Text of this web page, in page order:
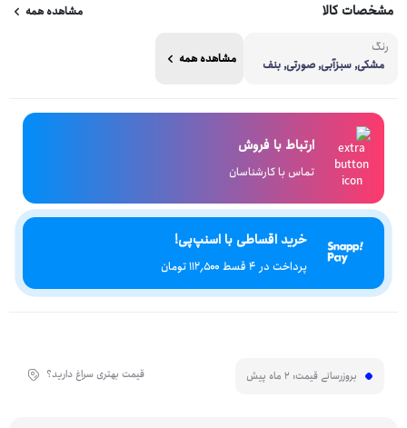
مشخصات کالا مشاهده همه
رنگ
مشکی, سبزآبی, صورتی, بنف
مشاهده همه
ارتباط با فروش
تماس با کارشناسان
خرید اقساطی با اسنپ‌پی!
پرداخت در 4 قسط ۱۱۲٬۵۰۰ تومان
بروزرسانی قیمت: 2 ماه پیش قیمت بهتری سراغ دارید؟